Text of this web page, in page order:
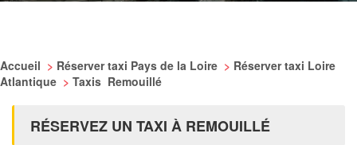
Accueil > Réserver taxi Pays de la Loire > Réserver taxi Loire
Atlantique > Taxis Remouillé
RÉSERVEZ UN TAXI À REMOUILLÉ